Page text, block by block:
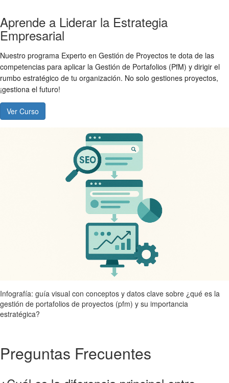
Aprende a Liderar la Estrategia
Empresarial
Nuestro programa Experto en Gestión de Proyectos te dota de las
competencias para aplicar la Gestión de Portafolios (PfM) y dirigir el
rumbo estratégico de tu organización. No solo gestiones proyectos,
¡gestiona el futuro!
Ver Curso
Infografía: guía visual con conceptos y datos clave sobre ¿qué es la
gestión de portafolios de proyectos (pfm) y su importancia
estratégica?
Preguntas Frecuentes